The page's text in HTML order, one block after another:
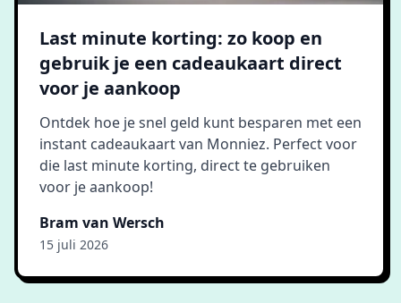
Last minute korting: zo koop en
gebruik je een cadeaukaart direct
voor je aankoop
Ontdek hoe je snel geld kunt besparen met een
instant cadeaukaart van Monniez. Perfect voor
die last minute korting, direct te gebruiken
voor je aankoop!
Bram van Wersch
15 juli 2026